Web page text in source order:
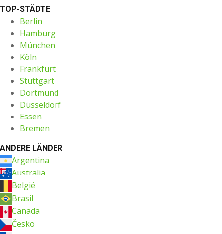
TOP-STÄDTE
Berlin
Hamburg
München
Köln
Frankfurt
Stuttgart
Dortmund
Düsseldorf
Essen
Bremen
ANDERE LÄNDER
Argentina
Australia
België
Brasil
Canada
Česko